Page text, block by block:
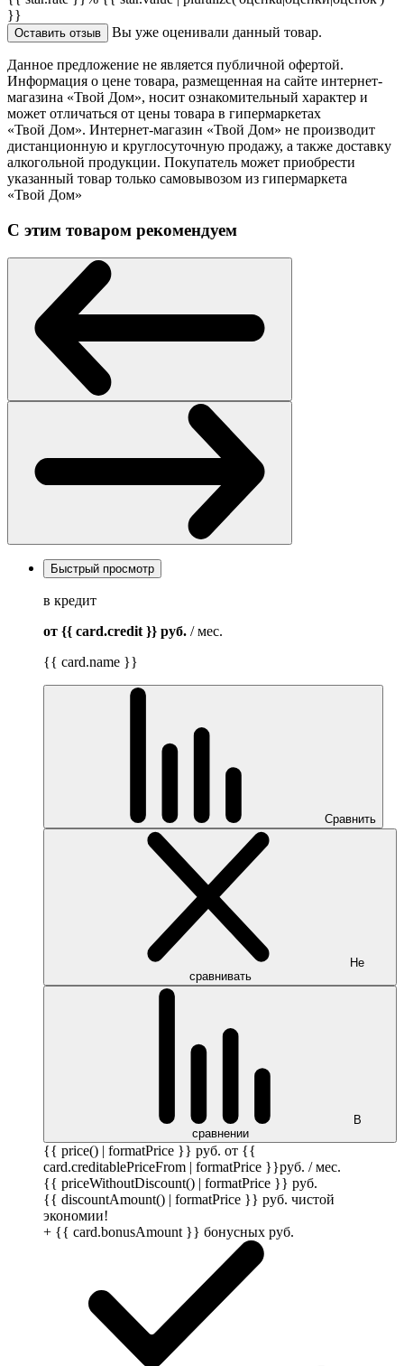
}}
Оставить отзыв Вы уже оценивали данный товар.
Данное предложение не является публичной офертой.
Информация о цене товара, размещенная на сайте интернет-
магазина «Твой Дом», носит ознакомительный характер и
может отличаться от цены товара в гипермаркетах
«Твой Дом». Интернет-магазин «Твой Дом» не производит
дистанционную и круглосуточную продажу, а также доставку
алкогольной продукции. Покупатель может приобрести
указанный товар только самовывозом из гипермаркета
«Твой Дом»
С этим товаром рекомендуем
Быстрый просмотр
в кредит
от {{ card.credit }} руб. / мес.
{{ card.name }}
Сравнить
Не
сравнивать
В
сравнении
{{ price() | formatPrice }} руб. от {{
card.creditablePriceFrom | formatPrice }}руб. / мес.
{{ priceWithoutDiscount() | formatPrice }} руб.
{{ discountAmount() | formatPrice }} руб. чистой
экономии!
+ {{ card.bonusAmount }} бонусных руб.